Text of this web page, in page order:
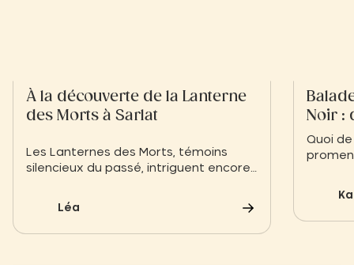
À la découverte de la Lanterne
des Morts à Sarlat
Les Lanternes des Morts, témoins
silencieux du passé, intriguent encore
monuments médiévaux, dressés dans
symbolisent un lien ancestral entre les
Léa
Noir :
Quoi
offre